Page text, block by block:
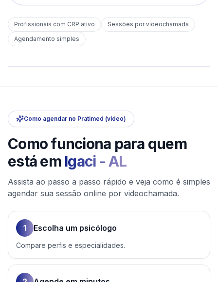
Profissionais com CRP ativo
Sessões por videochamada
Agendamento simples
Como agendar no Pratimed (vídeo)
Como funciona para quem
está em Igaci - AL
Assista ao passo a passo rápido e veja como é simples
agendar sua sessão online por videochamada.
1 Escolha um psicólogo
Compare perfis e especialidades.